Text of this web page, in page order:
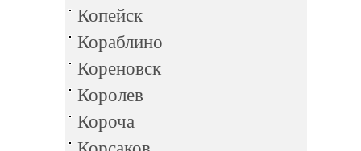
Копейск
Кораблино
Кореновск
Королев
Короча